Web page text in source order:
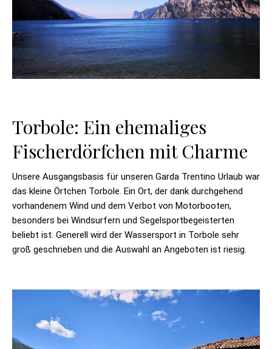
Torbole: Ein ehemaliges
Fischerdörfchen mit Charme
Unsere Ausgangsbasis für unseren Garda Trentino Urlaub war
das kleine Örtchen Torbole. Ein Ort, der dank durchgehend
vorhandenem Wind und dem Verbot von Motorbooten,
besonders bei Windsurfern und Segelsportbegeisterten
beliebt ist. Generell wird der Wassersport in Torbole sehr
groß geschrieben und die Auswahl an Angeboten ist riesig.